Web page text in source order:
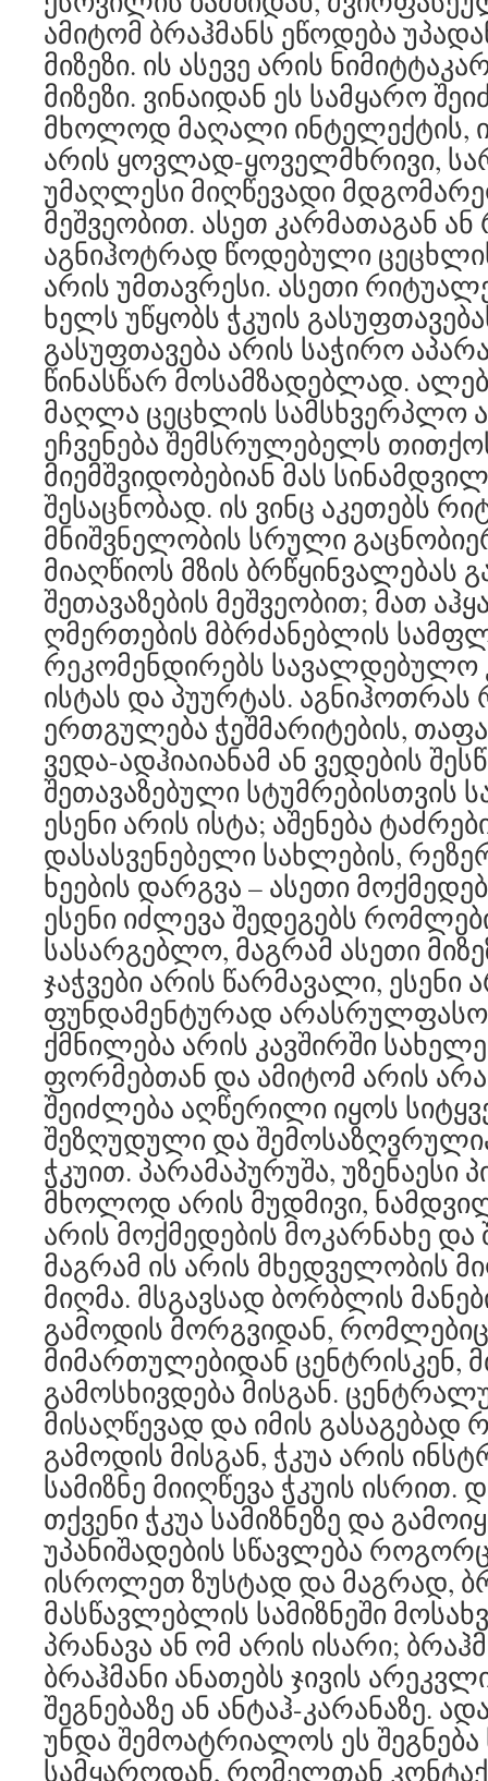
ამიტომ ბრაჰმანს ეწოდება
მიზეზი. ის ასევე არის
მიზეზი. ვინაიდან ეს სამყარო
მხოლოდ მაღალი ინტელექტის,
არის ყოვლად-ყოველმხრივი,
უმაღლესი მიღწევადი
მეშვეობით. ასეთ კარმათაგან
აგნიჰოტრად წოდებული
არის უმთავრესი. ასეთი
ხელს უწყობს ჭკუის
გასუფთავება არის საჭირო
წინასწარ მოსამზადებლად.
მაღლა ცეცხლის სამსხვერპლო
ეჩვენება შემსრულებელს
მიემშვიდობებიან მას
შესაცნობად. ის ვინც აკეთებს
მნიშვნელობის სრული
მიაღწიოს მზის ბრწყინვალებას
შეთავაზების მეშვეობით; მათ
ღმერთების მბრძანებლის
რეკომენდირებს სავალდებულო
ისტას და პუურტას.
ერთგულება ჭეშმარიტების,
ვედა-ადჰიაიანამ ან ვედების
შეთავაზებული სტუმრებისთვის
ესენი არის ისტა; აშენება
დასასვენებელი სახლების,
ხეების დარგვა – ასეთი
ესენი იძლევა შედეგებს
სასარგებლო, მაგრამ ასეთი
ჯაჭვები არის წარმავალი, ესენი
ფუნდამენტურად
ქმნილება არის კავშირში
ფორმებთან და ამიტომ არის
შეიძლება აღწერილი იყოს
შეზღუდული და
ჭკუით. პარამაპურუშა, უზენაესი
მხოლოდ არის მუდმივი,
არის მოქმედების მოკარნახე და
მაგრამ ის არის მხედველობის
მიღმა. მსგავსად ბორბლის
გამოდის მორგვიდან,
მიმართულებიდან ცენტრისკენ,
გამოსხივდება მისგან.
მისაღწევად და იმის გასაგებად
გამოდის მისგან, ჭკუა არის
სამიზნე მიიღწევა ჭკუის ისრით.
თქვენი ჭკუა სამიზნეზე და
უპანიშადების სწავლება
ისროლეთ ზუსტად და მაგრად,
მასწავლებლის სამიზნეში
პრანავა ან ომ არის ისარი;
ბრაჰმანი ანათებს ჯივის
შეგნებაზე ან ანტაჰ-კარანაზე.
უნდა შემოატრიალოს ეს შეგნება
სამყაროდან, რომელთან